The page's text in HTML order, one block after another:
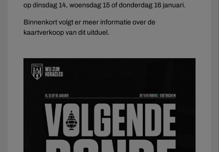
op dinsdag 14, woensdag 15 of donderdag 16 januari.
Binnenkort volgt er meer informatie over de
kaartverkoop van dit uitduel.